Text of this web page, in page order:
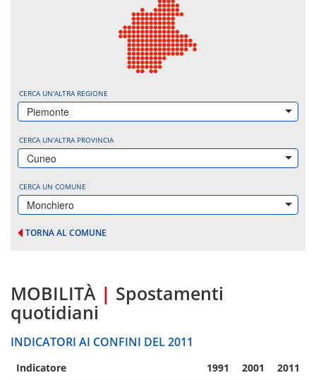
CERCA UN'ALTRA REGIONE
Piemonte
CERCA UN'ALTRA PROVINCIA
Cuneo
CERCA UN COMUNE
Monchiero
TORNA AL COMUNE
MOBILITÀ | Spostamenti
quotidiani
INDICATORI AI CONFINI DEL 2011
Indicatore 1991 2001 2011